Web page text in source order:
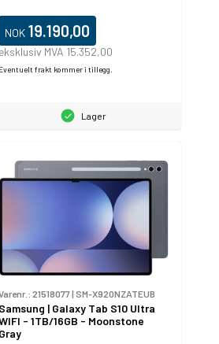
NOK 19.190,00
eksklusiv MVA 15.352,00
Eventuelt frakt kommer i tillegg.
Lager
21518077| SM-X920NZATEUB
Samsung | Galaxy Tab S10 Ultra
- 1TB/16GB - Moonstone
Gray